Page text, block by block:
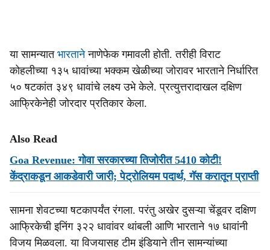
या सामन्यात भारतानेनाणेफेक गमावली होती. तरीही विराट
कोहलीच्या १३५ धावांच्या भक्कम खेळीच्या जोरावर भारताने निर्धारित
५० षटकांत ३४९ धावांचे लक्ष्य उभे केले. प्रत्युत्तरादाखल दक्षिण
आफ्रिकेनेही जोरदार प्रतिकार केला.
Also Read
Goa Revenue: गोवा सरकारच्या तिजोरीत 5410 कोटी!
केंद्राकडून आकडेवारी जारी; पेट्रोलियम पदार्थ, गॅस करातून प्राप्ती
सामना शेवटच्या षटकापर्यंत रंगला. परंतु अखेर दुसऱ्या चेंडूवर दक्षिण
आफ्रिकेची इनिंग ३२२ धावांवर थांबली आणि भारताने १७ धावांनी
विजय मिळवला. या विजयासह टीम इंडियाने तीन सामन्यांच्या